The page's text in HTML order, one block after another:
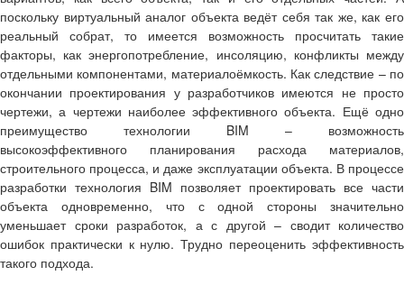
поскольку виртуальный аналог объекта ведёт себя так же, как его
реальный собрат, то имеется возможность просчитать такие
факторы, как энергопотребление, инсоляцию, конфликты между
отдельными компонентами, материалоёмкость. Как следствие – по
окончании проектирования у разработчиков имеются не просто
чертежи, а чертежи наиболее эффективного объекта. Ещё одно
преимущество технологии BIM – возможность
высокоэффективного планирования расхода материалов,
строительного процесса, и даже эксплуатации объекта. В процессе
разработки технология BIM позволяет проектировать все части
объекта одновременно, что с одной стороны значительно
уменьшает сроки разработок, а с другой – сводит количество
ошибок практически к нулю. Трудно переоценить эффективность
такого подхода.